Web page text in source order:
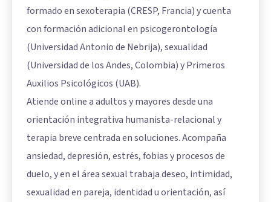
formado en sexoterapia (CRESP, Francia) y cuenta
con formación adicional en psicogerontología
(Universidad Antonio de Nebrija), sexualidad
(Universidad de los Andes, Colombia) y Primeros
Auxilios Psicológicos (UAB).
Atiende online a adultos y mayores desde una
orientación integrativa humanista-relacional y
terapia breve centrada en soluciones. Acompaña
ansiedad, depresión, estrés, fobias y procesos de
duelo, y en el área sexual trabaja deseo, intimidad,
sexualidad en pareja, identidad u orientación, así